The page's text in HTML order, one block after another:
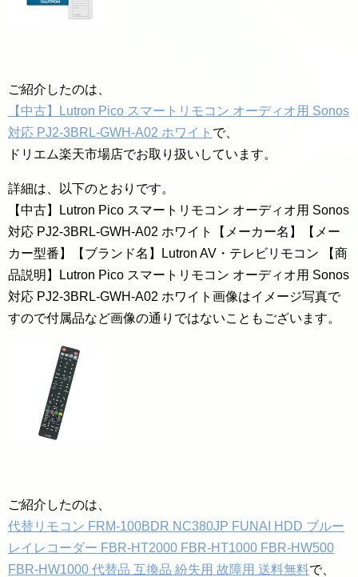
ご紹介したのは、
【中古】Lutron Pico スマートリモコン オーディオ用 Sonos
対応 PJ2-3BRL-GWH-A02 ホワイト で、
ドリエム楽天市場店でお取り扱いしています。
詳細は、以下のとおりです。
【中古】Lutron Pico スマートリモコン オーディオ用 Sonos
対応 PJ2-3BRL-GWH-A02 ホワイト【メーカー名】【メー
カー型番】【ブランド名】Lutron AV・テレビリモコン 【商
品説明】Lutron Pico スマートリモコン オーディオ用 Sonos
対応 PJ2-3BRL-GWH-A02 ホワイト画像はイメージ写真で
すので付属品など画像の通りではないこともございます。
ご紹介したのは、
代替リモコン FRM-100BDR NC380JP FUNAI HDD ブルー
レイレコーダー FBR-HT2000 FBR-HT1000 FBR-HW500
FBR-HW1000 代替品 互換品 紛失用 故障用 送料無料で、